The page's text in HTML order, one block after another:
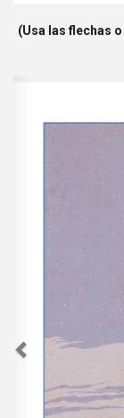
(Usa las flechas